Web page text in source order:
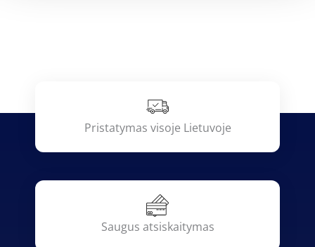
Pristatymas visoje Lietuvoje
Saugus atsiskaitymas